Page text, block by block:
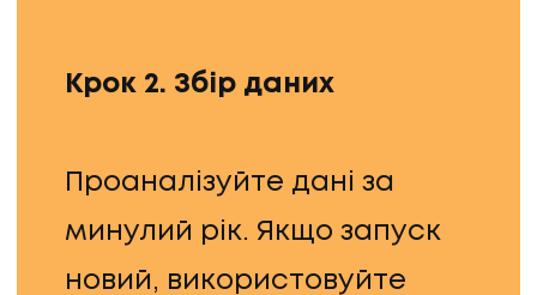
Крок 2. Збір даних
Проаналізуйте дані за
минулий рік. Якщо запуск
новий, використовуйте